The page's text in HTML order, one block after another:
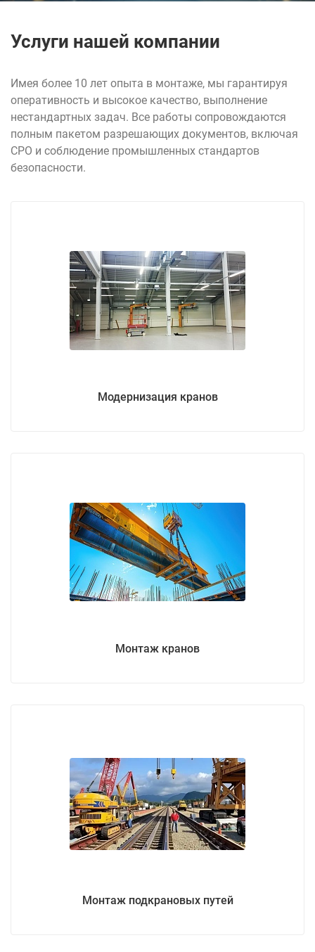
Услуги нашей компании
Имея более 10 лет опыта в монтаже, мы гарантируя
оперативность и высокое качество, выполнение
нестандартных задач. Все работы сопровождаются
полным пакетом разрешающих документов, включая
СРО и соблюдение промышленных стандартов
безопасности.
Модернизация кранов
Монтаж кранов
Монтаж подкрановых путей